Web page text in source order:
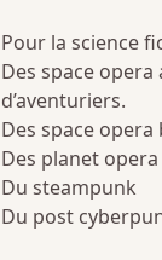
Pour la science
Des space
d’aventuriers.
Des space
Des planet
Du steampunk
Du post